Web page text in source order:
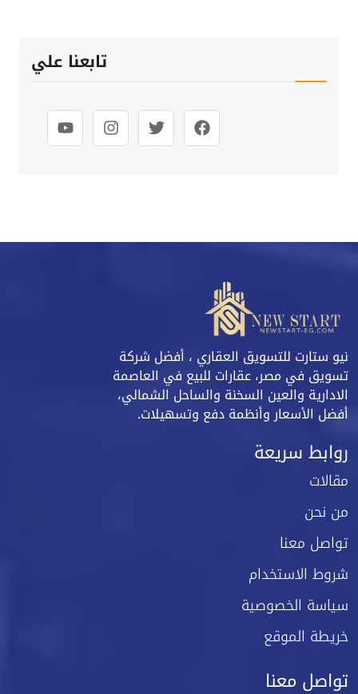
تابعنا علي
نيو ستارت للتسويق العقاري ، أفضل شركة
تسويق في مصر، عقارات للبيع في العاصمة
الادارية والعين السخنة والساحل الشمالي،
أفضل الأسعار وأنظمة دفع وتسهيلات.
روابط سريعة
مقالات
من نحن
تواصل معنا
شروط الاستخدام
سياسة الخصوصية
خريطة الموقع
تواصل معنا